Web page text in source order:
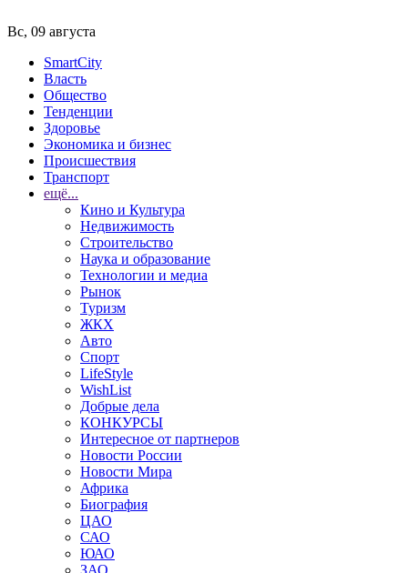
Вс, 09 августа
SmartCity
Власть
Общество
Тенденции
Здоровье
Экономика и бизнес
Происшествия
Транспорт
ещё...
Кино и Культура
Недвижимость
Строительство
Наука и образование
Технологии и медиа
Рынок
Туризм
ЖКХ
Авто
Спорт
LifeStyle
WishList
Добрые дела
КОНКУРСЫ
Интересное от партнеров
Новости России
Новости Мира
Африка
Биография
ЦАО
САО
ЮАО
ЗАО